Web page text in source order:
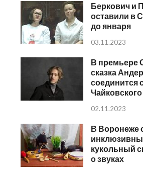
Беркович и
оставили в
до января
03.11.2023
В премьере
сказка
соединится
Чайковского
02.11.2023
В Воронеже
кукольный
о звуках